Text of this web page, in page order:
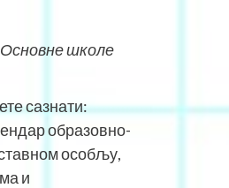
Основне школе
сазнати:
образовно-
особљу,
и